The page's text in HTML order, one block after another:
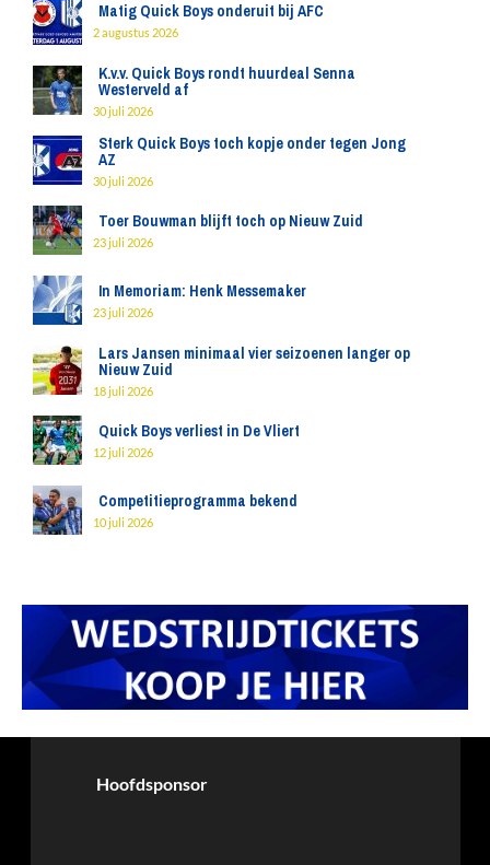
Matig Quick Boys onderuit bij AFC
2 augustus 2026
K.v.v. Quick Boys rondt huurdeal Senna
Westerveld af
30 juli 2026
Sterk Quick Boys toch kopje onder tegen Jong
AZ
30 juli 2026
Toer Bouwman blijft toch op Nieuw Zuid
23 juli 2026
In Memoriam: Henk Messemaker
23 juli 2026
Lars Jansen minimaal vier seizoenen langer op
Nieuw Zuid
18 juli 2026
Quick Boys verliest in De Vliert
12 juli 2026
Competitieprogramma bekend
10 juli 2026
Hoofdsponsor